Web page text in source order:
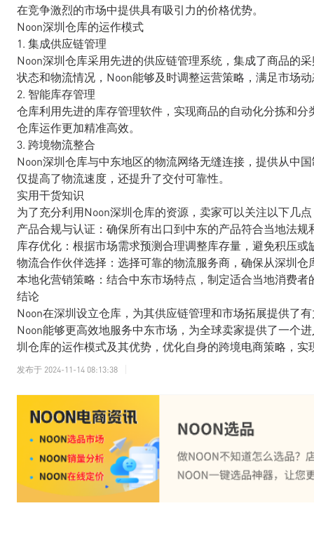
在竞争激烈的市场中提供具有吸引力的价格优势。
Noon深圳仓库的运作模式
1. 集成供应链管理
Noon深圳仓库采用先进的供应链管理系统，集成了商品的
状态和物流情况，Noon能够及时调整运营策略，满足市场
2. 智能库存管理
仓库利用先进的库存管理软件，实现商品的自动化分拣和
仓库运作更加精准高效。
3. 跨境物流整合
Noon深圳仓库与中东地区的物流网络无缝连接，提供从中
仅提高了物流速度，还提升了交付可靠性。
实用干货知识
为了充分利用Noon深圳仓库的资源，卖家可以关注以下几
产品合规与认证：确保所有出口到中东的产品符合当地法
库存优化：根据市场需求预测合理调整库存量，避免积压
物流合作伙伴选择：选择可靠的物流服务商，确保从深圳
本地化营销策略：结合中东市场特点，制定适合当地消费
结论
Noon在深圳设立仓库，为其供应链管理和市场拓展提供了
Noon能够更高效地服务中东市场，为全球卖家提供了一个
圳仓库的运作模式及其优势，优化自身的跨境电商策略，
发布于 2024-11-14 08:13:38